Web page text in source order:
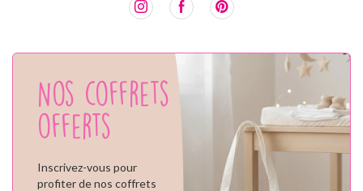
Nos coffrets
offerts
Inscrivez-vous pour
profiter de nos coffrets